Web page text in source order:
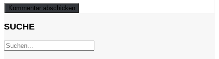
SUCHE